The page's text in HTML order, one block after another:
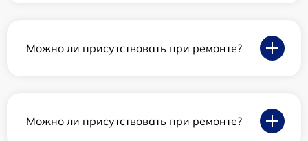
Можно ли присутствовать при ремонте?
Можно ли присутствовать при ремонте?